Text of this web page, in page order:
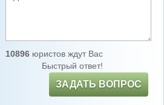
10896юристов ждут Вас
Быстрый ответ!
ЗАДАТЬ ВОПРОС